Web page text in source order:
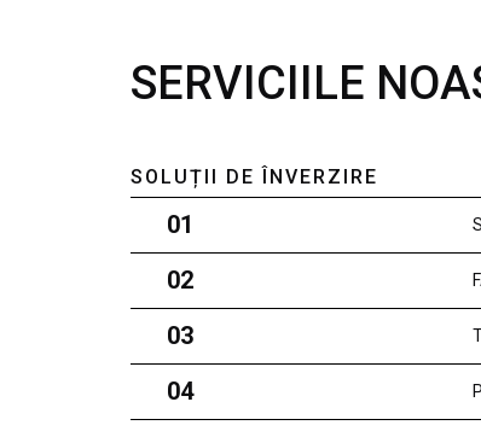
SERVICIILE
SOLUȚII DE ÎNVERZIRE
01
02
03
04